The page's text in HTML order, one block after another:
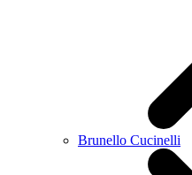
Brunello Cucinelli